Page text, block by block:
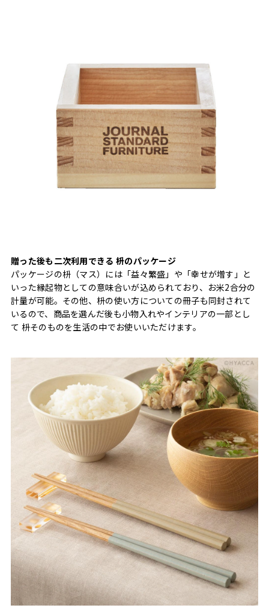
贈った後も二次利用できる 枡のパッケージ
パッケージの枡（マス）には「益々繁盛」や「幸せが増す」と
いった縁起物としての意味合いが込められており、お米2合分の
計量が可能。その他、枡の使い方についての冊子も同封されて
いるので、商品を選んだ後も小物入れやインテリアの一部とし
て 枡そのものを生活の中でお使いいただけます。